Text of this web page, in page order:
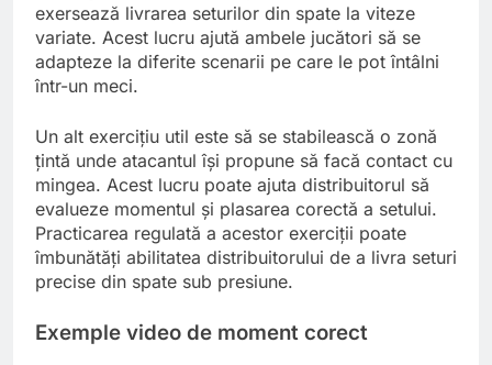
exersează livrarea seturilor din spate la viteze
variate. Acest lucru ajută ambele jucători să se
adapteze la diferite scenarii pe care le pot întâlni
într-un meci.
Un alt exercițiu util este să se stabilească o zonă
țintă unde atacantul își propune să facă contact cu
mingea. Acest lucru poate ajuta distribuitorul să
evalueze momentul și plasarea corectă a setului.
Practicarea regulată a acestor exerciții poate
îmbunătăți abilitatea distribuitorului de a livra seturi
precise din spate sub presiune.
Exemple video de moment corect